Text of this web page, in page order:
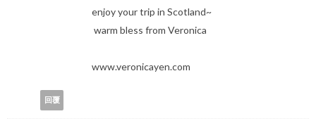
enjoy your trip in Scotland~
warm bless from Veronica
www.veronicayen.com
回覆